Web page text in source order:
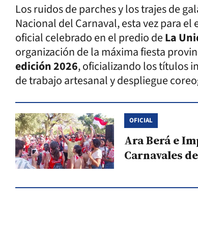
Los ruidos de parches y los trajes de
Nacional del Carnaval, esta vez para
oficial celebrado en el predio deLa
organización de la máxima fiesta
edición 2026, oficializando los títulos
de trabajo artesanal y despliegue
OFICIAL
Ara Berá e
Carnavales